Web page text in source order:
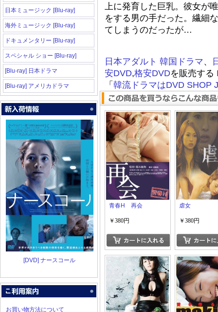
日本ミュージック [Blu-ray]
海外ミュージック [Blu-ray]
ドキュメンタリー [Blu-ray]
スペシャル ショー [Blu-ray]
[Blu-ray] 日本ドラマ
[Blu-ray] アメリカドラマ
[DVD] ナースコール
お買い物方法について
上に発育した巨乳。彼女が
をする男の手だった。繊細
てしまうのだったが…
日本アダルト 韓国ドラマ、
安DVD,格安DVDを販売する
「 韓流ドラマはDVD SHOP
青春H 再会
￥380円
虐女
￥380円